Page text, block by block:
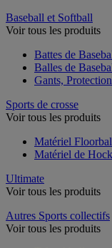
Baseball et Softball
Voir tous les produits
Battes de
Balles de
Gants,
Sports de crosse
Voir tous les produits
Matériel
Matériel de
Ultimate
Voir tous les produits
Autres Sports collectifs
Voir tous les produits